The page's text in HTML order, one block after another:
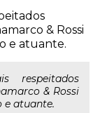
& Rossi
e atuante.
respeitados
& Rossi
e atuante.